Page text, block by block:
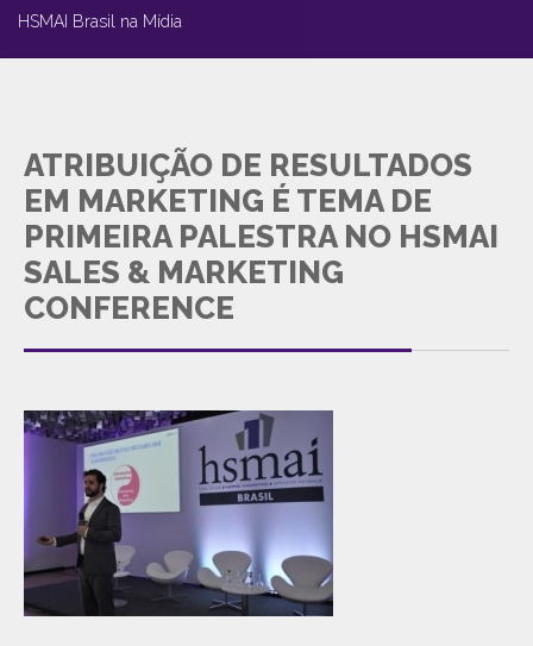
HSMAI Brasil na Mídia
ATRIBUIÇÃO DE RESULTADOS
EM MARKETING É TEMA DE
PRIMEIRA PALESTRA NO HSMAI
SALES & MARKETING
CONFERENCE